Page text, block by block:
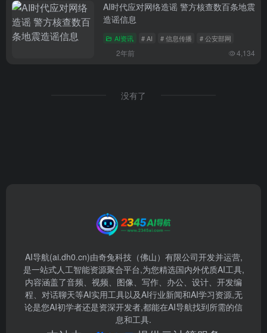
AI时代应对网络造谣 警方核查数百条地震
造谣信息
AI资讯 # AI # 信息传播 # 公安部网
2年前 4,134
没有了
AI导航(ai.dh0.cn)由奇兔科技（佛山）有限公司开发并运营,
是一站式人工智能资源聚合平台,为您精选国内外优质AI工具,
内容涵盖了音频、视频、图像、写作、办公、设计、开发编
程、对话聊天等AI实用工具以及AI行业新闻和AI学习资源,无
论是您AI初学者还是资深开发者,都能在AI导航找到所需的信
息和工具.